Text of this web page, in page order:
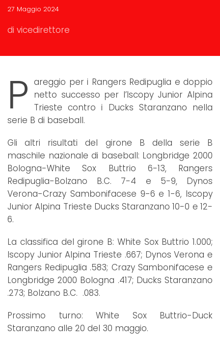
27 Maggio 2024
di vicedirettore
P areggio per i Rangers Redipuglia e doppio
netto successo per l’Iscopy Junior Alpina
Trieste contro i Ducks Staranzano nella
serie B di baseball.
Gli altri risultati del girone B della serie B
maschile nazionale di baseball: Longbridge 2000
Bologna-White Sox Buttrio 6-13, Rangers
Redipuglia-Bolzano B.C. 7-4 e 5-9, Dynos
Verona-Crazy Sambonifacese 9-6 e 1-6, Iscopy
Junior Alpina Trieste Ducks Staranzano 10-0 e 12-
6.
La classifica del girone B: White Sox Buttrio 1.000;
Iscopy Junior Alpina Trieste .667; Dynos Verona e
Rangers Redipuglia .583; Crazy Sambonifacese e
Longbridge 2000 Bologna .417; Ducks Staranzano
.273; Bolzano B.C. .083.
Prossimo turno: White Sox Buttrio-Duck
Staranzano alle 20 del 30 maggio.